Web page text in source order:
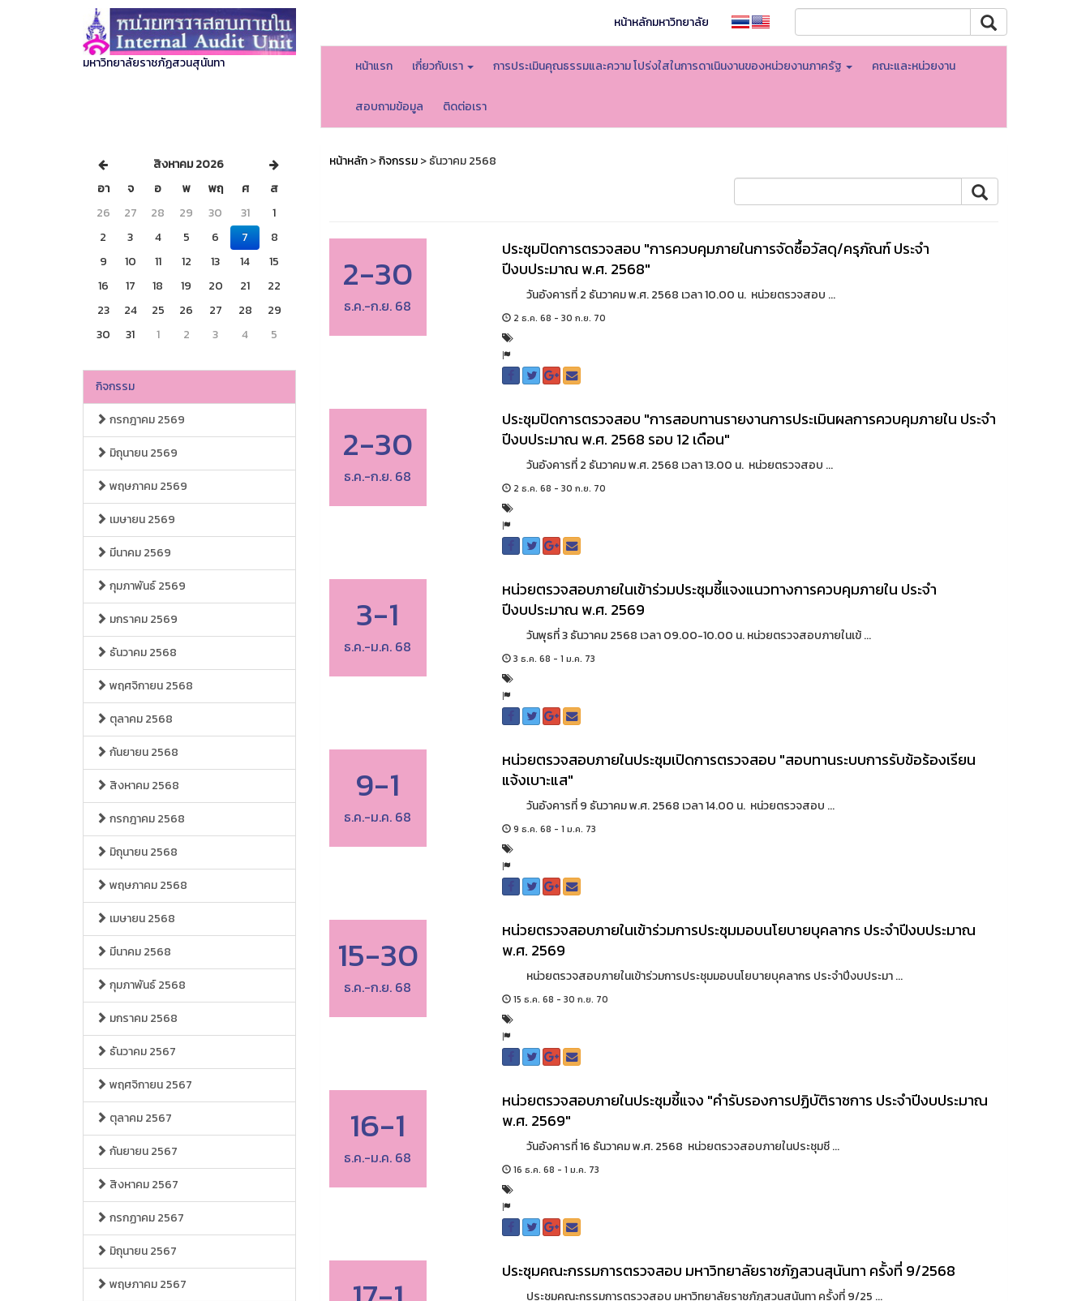
มหาวิทยาลัยราชภัฏสวนสุนันทา
หน้าหลักมหาวิทยาลัย
หน้าแรก เกี่ยวกับเรา การประเมินคุณธรรมและความ โปร่งใสในการดาเนินงานของหน่วยงานภาครัฐ คณะและหน่วยงาน
สอบถามข้อมูล ติดต่อเรา
สิงหาคม 2026
อา
จ อ พ พฤ ศ
ส
26
27 28 29 30 31
1
2
3 4 5 6 7
8
9
10 11 12 13 14
15
16
17 18 19 20 21
22
23
24 25 26 27 28
29
30
31 1 2 3 4 5
กิจกรรม
กรกฎาคม 2569
มิถุนายน 2569
พฤษภาคม 2569
เมษายน 2569
มีนาคม 2569
กุมภาพันธ์ 2569
มกราคม 2569
ธันวาคม 2568
พฤศจิกายน 2568
ตุลาคม 2568
กันยายน 2568
สิงหาคม 2568
กรกฎาคม 2568
มิถุนายน 2568
พฤษภาคม 2568
เมษายน 2568
มีนาคม 2568
กุมภาพันธ์ 2568
มกราคม 2568
ธันวาคม 2567
พฤศจิกายน 2567
ตุลาคม 2567
กันยายน 2567
สิงหาคม 2567
กรกฏาคม 2567
มิถุนายน 2567
พฤษภาคม 2567
หน้าหลัก>กิจกรรม> ธันวาคม 2568
2-30
ธ.ค.-ก.ย. 68
ประชุมปิดการตรวจสอบ "การควบคุมภายในการจัดซื้อวัสดุ/ครุภัณฑ์ ประจำ
ปีงบประมาณ พ.ศ. 2568"
วันอังคารที่ 2 ธันวาคม พ.ศ. 2568 เวลา 10.00 น. หน่วยตรวจสอบ ...
2 ธ.ค. 68 - 30 ก.ย. 70
2-30
ธ.ค.-ก.ย. 68
ประชุมปิดการตรวจสอบ "การสอบทานรายงานการประเมินผลการควบคุมภายใน ประจำ
ปีงบประมาณ พ.ศ. 2568 รอบ 12 เดือน"
วันอังคารที่ 2 ธันวาคม พ.ศ. 2568 เวลา 13.00 น. หน่วยตรวจสอบ ...
2 ธ.ค. 68 - 30 ก.ย. 70
3-1
ธ.ค.-ม.ค. 68
หน่วยตรวจสอบภายในเข้าร่วมประชุมชี้แจงแนวทางการควบคุมภายใน ประจำ
ปีงบประมาณ พ.ศ. 2569
วันพุธที่ 3 ธันวาคม 2568 เวลา 09.00-10.00 น. หน่วยตรวจสอบภายในเข้ ...
3 ธ.ค. 68 - 1 ม.ค. 73
9-1
ธ.ค.-ม.ค. 68
หน่วยตรวจสอบภายในประชุมเปิดการตรวจสอบ "สอบทานระบบการรับข้อร้องเรียน
แจ้งเบาะแส"
วันอังคารที่ 9 ธันวาคม พ.ศ. 2568 เวลา 14.00 น. หน่วยตรวจสอบ ...
9 ธ.ค. 68 - 1 ม.ค. 73
15-30
ธ.ค.-ก.ย. 68
หน่วยตรวจสอบภายในเข้าร่วมการประชุมมอบนโยบายบุคลากร ประจำปีงบประมาณ
พ.ศ. 2569
หน่วยตรวจสอบภายในเข้าร่วมการประชุมมอบนโยบายบุคลากร ประจำปีงบประมา ...
15 ธ.ค. 68 - 30 ก.ย. 70
16-1
ธ.ค.-ม.ค. 68
หน่วยตรวจสอบภายในประชุมชี้แจง "คำรับรองการปฏิบัติราชการ ประจำปีงบประมาณ
พ.ศ. 2569"
วันอังคารที่ 16 ธันวาคม พ.ศ. 2568 หน่วยตรวจสอบภายในประชุมชี ...
16 ธ.ค. 68 - 1 ม.ค. 73
ประชุมคณะกรรมการตรวจสอบ มหาวิทยาลัยราชภัฏสวนสุนันทา ครั้งที่ 9/2568
ประชุมคณะกรรมการตรวจสอบ มหาวิทยาลัยราชภัฏสวนสุนันทา ครั้งที่ 9/25 ...